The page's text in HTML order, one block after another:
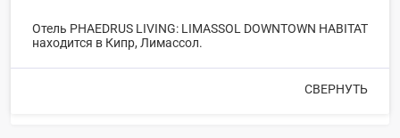
Отель PHAEDRUS LIVING: LIMASSOL DOWNTOWN HABITAT
находится в Кипр, Лимассол.
СВЕРНУТЬ